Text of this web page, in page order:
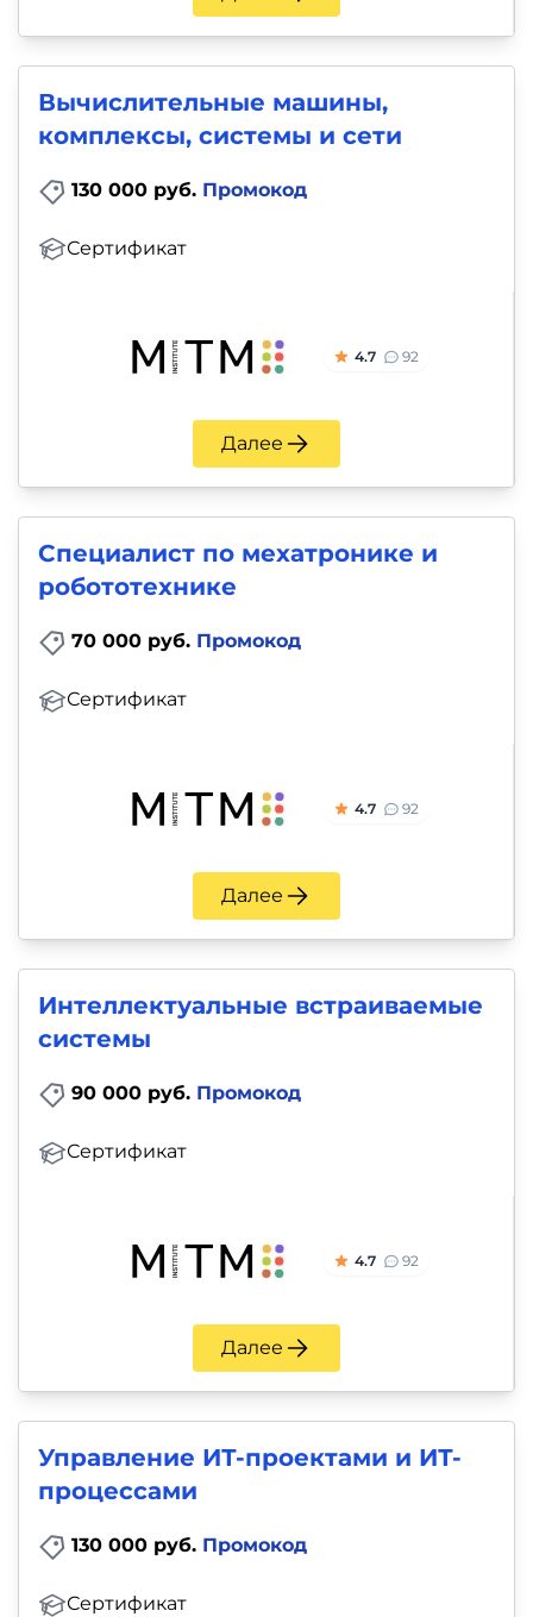
Вычислительные машины,
комплексы, системы и сети
130 000 руб. Промокод
Сертификат
4.7 92
Далее
Специалист по мехатронике и
робототехнике
70 000 руб. Промокод
Сертификат
4.7 92
Далее
Интеллектуальные встраиваемые
системы
90 000 руб. Промокод
Сертификат
4.7 92
Далее
Управление ИТ-проектами и ИТ-
процессами
130 000 руб. Промокод
Сертификат